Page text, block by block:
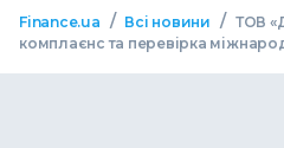
Finance.ua / Всі новини / ТОВ
комплаєнс та перевірка